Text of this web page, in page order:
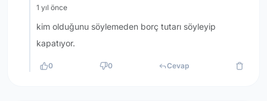
1 yıl önce
kim olduğunu söylemeden borç tutarı söyleyip
kapatıyor.
0 0 Cevap